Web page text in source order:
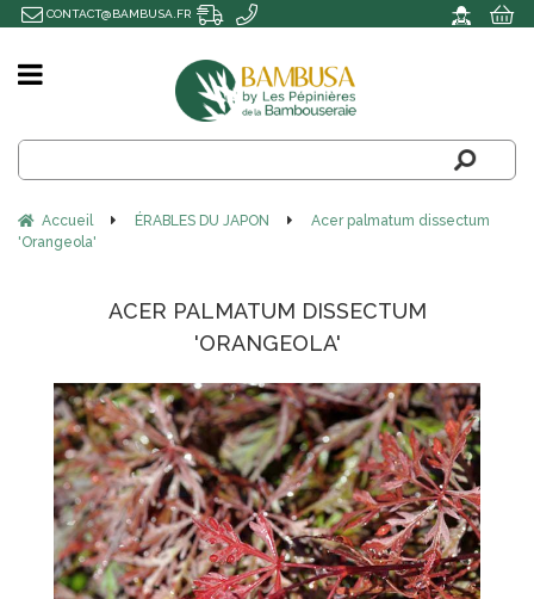
Accueil ÉRABLES DU JAPON
Acer palmatum dissectum
'Orangeola'
ACER PALMATUM DISSECTUM
'ORANGEOLA'
CONTACT@BAMBUSA.FR